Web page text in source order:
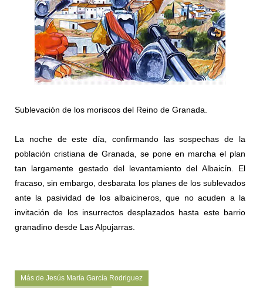
Sublevación de los moriscos del Reino de Granada.
La noche de este día, confirmando las sospechas de la
población cristiana de Granada, se pone en marcha el plan
tan largamente gestado del levantamiento del Albaicín. El
fracaso, sin embargo, desbarata los planes de los sublevados
ante la pasividad de los albaicineros, que no acuden a la
invitación de los insurrectos desplazados hasta este barrio
granadino desde Las Alpujarras.
Más de Jesús María García Rodriguez